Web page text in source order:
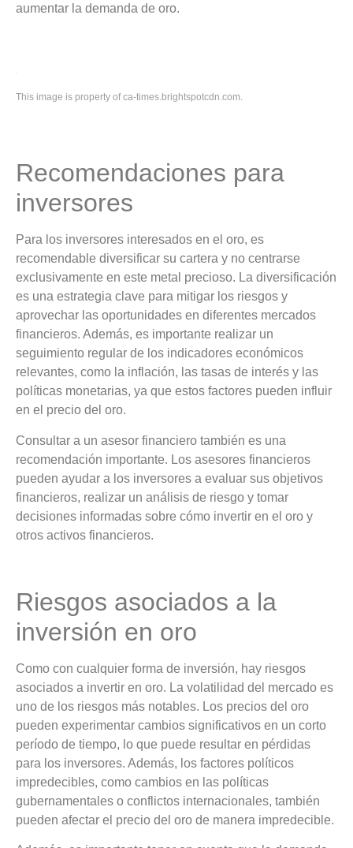
aumentar la demanda de oro.
This image is property of ca-times.brightspotcdn.com.
Recomendaciones para
inversores
Para los inversores interesados en el oro, es
recomendable diversificar su cartera y no centrarse
exclusivamente en este metal precioso. La diversificación
es una estrategia clave para mitigar los riesgos y
aprovechar las oportunidades en diferentes mercados
financieros. Además, es importante realizar un
seguimiento regular de los indicadores económicos
relevantes, como la inflación, las tasas de interés y las
políticas monetarias, ya que estos factores pueden influir
en el precio del oro.
Consultar a un asesor financiero también es una
recomendación importante. Los asesores financieros
pueden ayudar a los inversores a evaluar sus objetivos
financieros, realizar un análisis de riesgo y tomar
decisiones informadas sobre cómo invertir en el oro y
otros activos financieros.
Riesgos asociados a la
inversión en oro
Como con cualquier forma de inversión, hay riesgos
asociados a invertir en oro. La volatilidad del mercado es
uno de los riesgos más notables. Los precios del oro
pueden experimentar cambios significativos en un corto
período de tiempo, lo que puede resultar en pérdidas
para los inversores. Además, los factores políticos
impredecibles, como cambios en las políticas
gubernamentales o conflictos internacionales, también
pueden afectar el precio del oro de manera impredecible.